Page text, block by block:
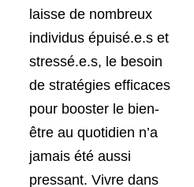
laisse de nombreux
individus épuisé.e.s et
stressé.e.s, le besoin
de stratégies efficaces
pour booster le bien-
être au quotidien n’a
jamais été aussi
pressant. Vivre dans